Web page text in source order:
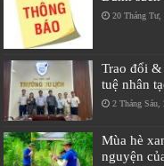
20 Tháng Tư,
Trao đổi
tuệ nhân
2 Tháng Sáu,
Mùa hè
nguyện